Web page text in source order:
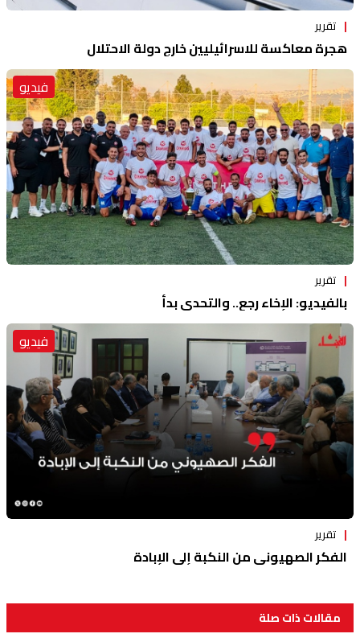
تقرير
هجرة معاكسة للاسرائيليين خارج دولة الاحتلال
فيديو
تقرير
بالفيديو: الإخاء رجع.. والتحدي بدأ
فيديو
تقرير
الفكر الصهيوني من النكبة إلى الإبادة
مقالات ذات صلة